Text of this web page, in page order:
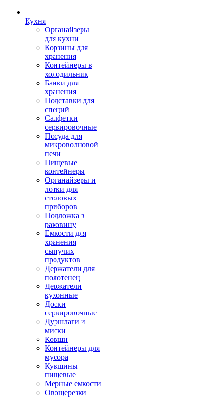
Кухня
Органайзеры
для кухни
Корзины для
хранения
Контейнеры в
холодильник
Банки для
хранения
Подставки для
специй
Салфетки
сервировочные
Посуда для
микроволновой
печи
Пищевые
контейнеры
Органайзеры и
лотки для
столовых
приборов
Подложка в
раковину
Емкости для
хранения
сыпучих
продуктов
Держатели для
полотенец
Держатели
кухонные
Доски
сервировочные
Дуршлаги и
миски
Ковши
Контейнеры для
мусора
Кувшины
пищевые
Мерные емкости
Овощерезки